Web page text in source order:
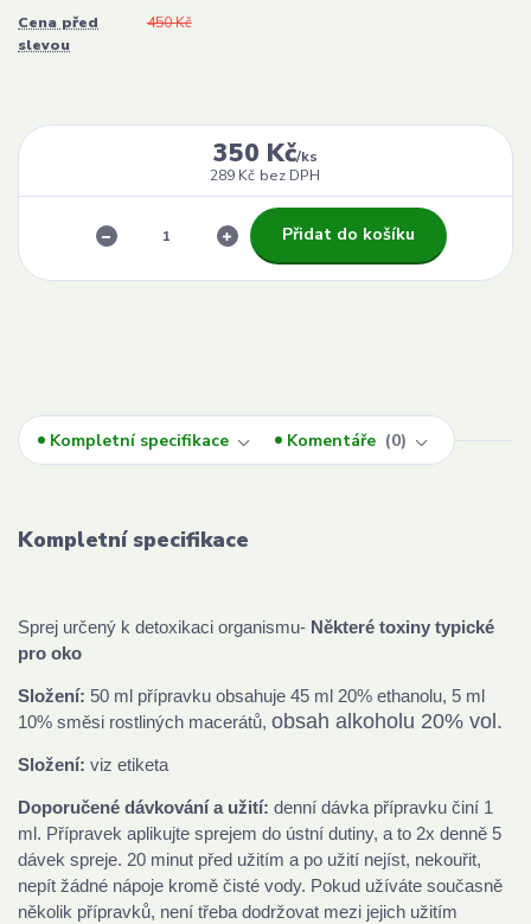
Cena před
slevou
450 Kč
350 Kč/ks
289 Kč bez DPH
Přidat do košíku
Kompletní specifikace Komentáře 0
Kompletní specifikace
Sprej určený k detoxikaci organismu- Některé toxiny typické
pro oko
Složení: 50 ml přípravku obsahuje 45 ml 20% ethanolu, 5 ml
10% směsi rostliných macerátů, obsah alkoholu 20% vol.
Složení: viz etiketa
Doporučené dávkování a užití: denní dávka přípravku činí 1
ml. Přípravek aplikujte sprejem do ústní dutiny, a to 2x denně 5
dávek spreje. 20 minut před užitím a po užití nejíst, nekouřit,
nepít žádné nápoje kromě čisté vody. Pokud užíváte současně
několik přípravků, není třeba dodržovat mezi jejich užitím